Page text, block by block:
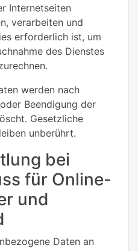
Internetseiten
verarbeiten und
erforderlich ist, um
des Dienstes
werden nach
Beendigung der
Gesetzliche
unberührt.
bei
für Online-
und
Daten an